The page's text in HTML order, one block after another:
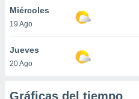
de
traten tus
en
interés
su
Miércoles
19 Ago
Jueves
20 Ago
Gráficas del tiempo